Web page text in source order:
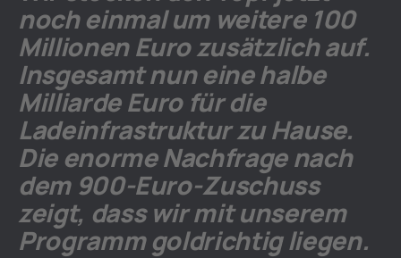
noch einmal um weitere 100
Millionen Euro zusätzlich auf.
Insgesamt nun eine halbe
Milliarde Euro für die
Ladeinfrastruktur zu Hause.
Die enorme Nachfrage nach
dem 900-Euro-Zuschuss
zeigt, dass wir mit unserem
Programm goldrichtig liegen.